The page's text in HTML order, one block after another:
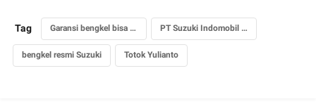
Tag Garansi bengkel bisa gugur PT Suzuki Indomobil Sales
bengkel resmi Suzuki Totok Yulianto